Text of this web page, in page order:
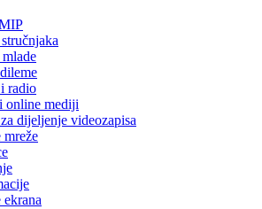
radio
online mediji
dijeljenje videozapisa
mreže